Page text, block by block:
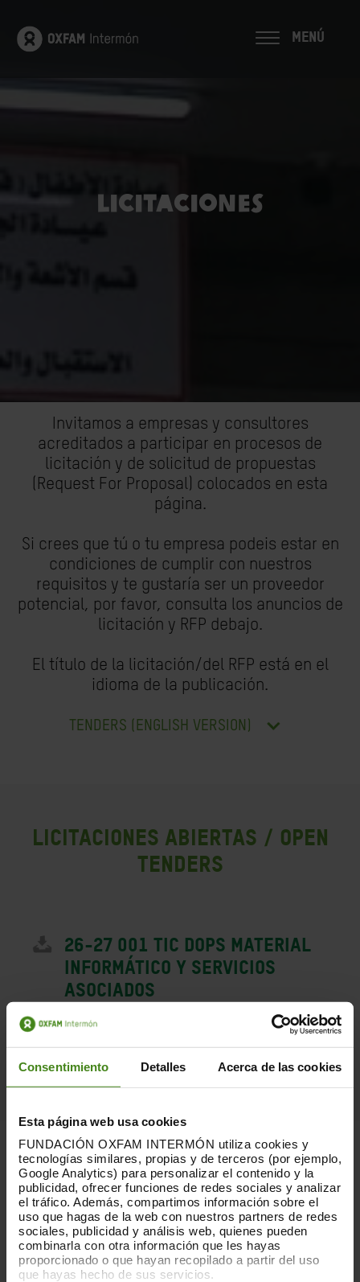
Consentimiento Detalles Acerca de las cookies
Esta página web usa cookies
FUNDACIÓN OXFAM INTERMÓN utiliza cookies y
tecnologías similares, propias y de terceros (por ejemplo,
Google Analytics) para personalizar el contenido y la
publicidad, ofrecer funciones de redes sociales y analizar
el tráfico. Además, compartimos información sobre el
uso que hagas de la web con nuestros partners de redes
sociales, publicidad y análisis web, quienes pueden
combinarla con otra información que les hayas
proporcionado o que hayan recopilado a partir del uso
que hayas hecho de sus servicios.
MENÚ
Licitaciones
Invitamos a empresas y consultores
acreditados a participar en procesos de
licitación y de solicitud de propuestas
(Request For Proposal) colocados en esta
página.
Si crees que tú o tu empresa podeis estar en
condiciones de cumplir con nuestros
requisitos y te gustaría ser un proveedor
potencial, por favor, consulta los anuncios de
licitación y RFP debajo.
El título de la licitación/del RFP está en el
idioma de la publicación.
TENDERS (ENGLISH VERSION)
Licitaciones abiertas / Open
tenders
26-27 001 TIC DOPS Material
Informático y Servicios
Asociados
- Fecha límite solicitud de pliego:
05/06/2026 a las 23:59 CET
- Mail contacto:
ALTA COMO PROVEEDOR
Si deseas colaborar con Oxfam Intermón como
proveedor, envía un correo electrónico a
procurement@OxfamIntermon.orgcon el asunto: